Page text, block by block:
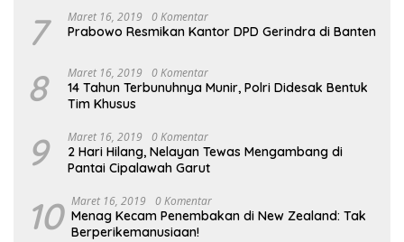
7 Maret 16, 2019 0 Komentar
Prabowo Resmikan Kantor DPD Gerindra di Banten
8 Maret 16, 2019 0 Komentar
14 Tahun Terbunuhnya Munir, Polri Didesak Bentuk
Tim Khusus
9 Maret 16, 2019 0 Komentar
2 Hari Hilang, Nelayan Tewas Mengambang di
Pantai Cipalawah Garut
10 Maret 16, 2019 0 Komentar
Menag Kecam Penembakan di New Zealand: Tak
Berperikemanusiaan!